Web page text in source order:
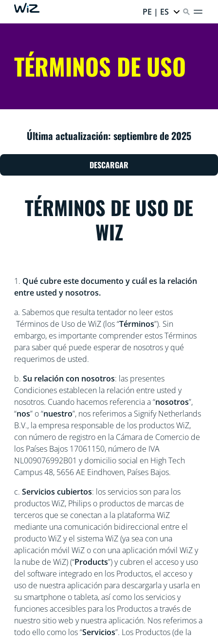
PE | ES
TÉRMINOS DE USO
Última actualización: septiembre de 2025
DESCARGAR
TÉRMINOS DE USO DE
WIZ
1. Qué cubre este documento y cuál es la relación
entre usted y nosotros.
a. Sabemos que resulta tentador no leer estos
Términos de Uso de WiZ (los “Términos”). Sin
embargo, es importante comprender estos Términos
para saber qué puede esperar de nosotros y qué
requerimos de usted.
b. Su relación con nosotros: las presentes
Condiciones establecen la relación entre usted y
nosotros. Cuando hacemos referencia a “nosotros”,
“nos” o “nuestro”, nos referimos a Signify Netherlands
B.V., la empresa responsable de los productos WiZ,
con número de registro en la Cámara de Comercio de
los Países Bajos 17061150, número de IVA
NL009076992B01 y domicilio social en High Tech
Campus 48, 5656 AE Eindhoven, Países Bajos.
c. Servicios cubiertos: los servicios son para los
productos WiZ, Philips o productos de marcas de
terceros que se conectan a la plataforma WiZ
mediante una comunicación bidireccional entre el
producto WiZ y el sistema WiZ (ya sea con una
aplicación móvil WiZ o con una aplicación móvil WiZ y
la nube de WiZ) (“Products”) y cubren el acceso y uso
del software integrado en los Productos, el acceso y
uso de nuestra aplicación para descargarla y usarla en
su smartphone o tableta, así como los servicios y
funciones accesibles para los Productos a través de
nuestro sitio web y nuestra aplicación. Nos referimos a
todo ello como los “Servicios”. Los Productos (de la